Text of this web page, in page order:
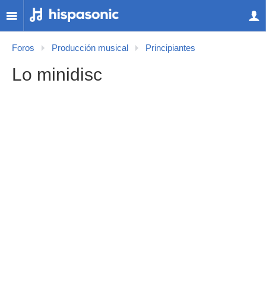
Foros Producción musical Principiantes
Lo minidisc